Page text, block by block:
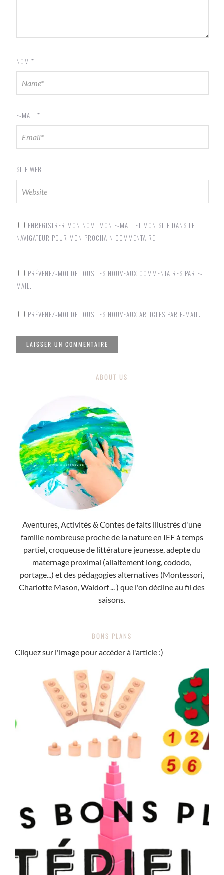
NOM *
E-MAIL *
SITE WEB
ENREGISTRER MON NOM, MON E-MAIL ET MON SITE DANS LE
NAVIGATEUR POUR MON PROCHAIN COMMENTAIRE.
PRÉVENEZ-MOI DE TOUS LES NOUVEAUX COMMENTAIRES PAR E-
MAIL.
PRÉVENEZ-MOI DE TOUS LES NOUVEAUX ARTICLES PAR E-MAIL.
ABOUT US
Aventures, Activités & Contes de faits illustrés d'une
famille nombreuse proche de la nature en IEF à temps
partiel, croqueuse de littérature jeunesse, adepte du
maternage proximal (allaitement long, cododo,
portage...) et des pédagogies alternatives (Montessori,
Charlotte Mason, Waldorf ... ) que l'on décline au fil des
saisons.
BONS PLANS
Cliquez sur l'image pour accéder à l'article :)